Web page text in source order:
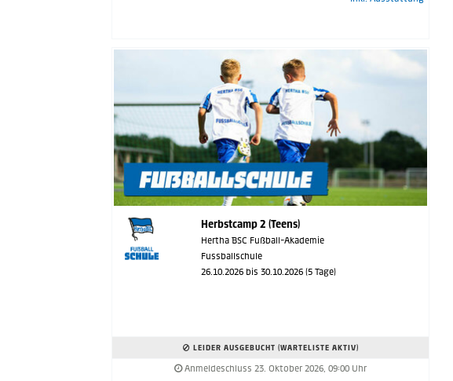
Herbstcamp 2 (Teens)
Hertha BSC Fußball-Akademie
Fussballschule
26.10.2026 bis 30.10.2026 (5 Tage)
LEIDER AUSGEBUCHT (WARTELISTE AKTIV)
Anmeldeschluss 23. Oktober 2026, 09:00 Uhr